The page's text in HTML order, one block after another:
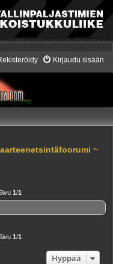
Kirjaudu sisään
~
1/1
1/1
Hyppää